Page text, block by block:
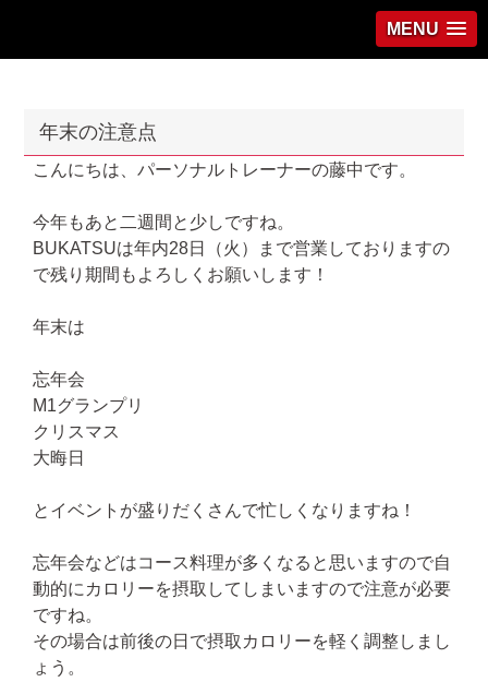
MENU
年末の注意点
こんにちは、パーソナルトレーナーの藤中です。
今年もあと二週間と少しですね。
BUKATSUは年内28日（火）まで営業しておりますの
で残り期間もよろしくお願いします！
年末は
忘年会
M1グランプリ
クリスマス
大晦日
とイベントが盛りだくさんで忙しくなりますね！
忘年会などはコース料理が多くなると思いますので自
動的にカロリーを摂取してしまいますので注意が必要
ですね。
その場合は前後の日で摂取カロリーを軽く調整しまし
ょう。